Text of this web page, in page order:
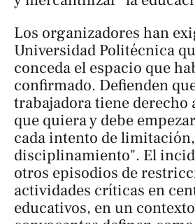
Los organizadores han
Universidad Politécnica
conceda el espacio que
confirmado. Defienden
trabajadora tiene derecho
que quiera y debe
cada intento de
disciplinamiento". El
otros episodios de
actividades críticas en
educativos, en un